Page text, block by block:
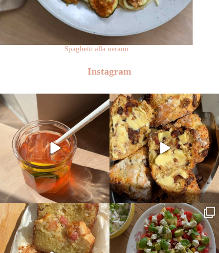
Spaghetti alla nerano
Instagram